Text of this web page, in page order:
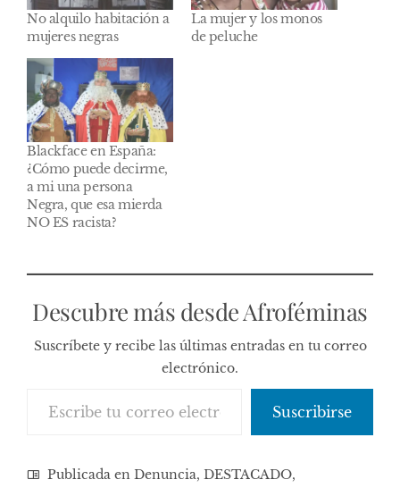
No alquilo habitación a
mujeres negras
La mujer y los monos
de peluche
Blackface en España:
¿Cómo puede decirme,
a mi una persona
Negra, que esa mierda
NO ES racista?
Descubre más desde Afroféminas
Suscríbete y recibe las últimas entradas en tu correo
electrónico.
Suscribirse
Publicada en Denuncia, DESTACADO,